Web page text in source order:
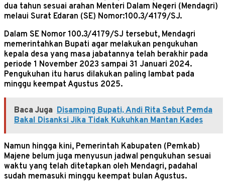
dua tahun sesuai arahan Menteri Dalam Negeri (Mendagri)
melaui Surat Edaran (SE) Nomor:100.3/4179/SJ.
Dalam SE Nomor 100.3/4179/SJ tersebut, Mendagri
memerintahkan Bupati agar melakukan pengukuhan
kepala desa yang masa jabatannya telah berakhir pada
periode 1 November 2023 sampai 31 Januari 2024.
Pengukuhan itu harus dilakukan paling lambat pada
minggu keempat Agustus 2025.
Baca Juga Disamping Bupati, Andi Rita Sebut Pemda
Bakal Disanksi Jika Tidak Kukuhkan Mantan Kades
Namun hingga kini, Pemerintah Kabupaten (Pemkab)
Majene belum juga menyusun jadwal pengukuhan sesuai
waktu yang telah ditetapkan oleh Mendagri, padahal
sudah memasuki minggu keempat bulan Agustus.